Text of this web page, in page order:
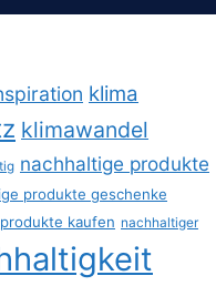
klima
klimawandel
nachhaltige produkte
produkte geschenke
kaufen nachhaltiger